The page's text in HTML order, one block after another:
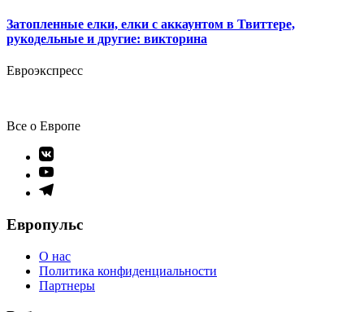
Затопленные елки, елки с аккаунтом в Твиттере,
рукодельные и другие: викторина
Евроэкспресс
Все о Европе
Элемент
меню
Элемент
меню
Элемент
Европульс
О нас
Политика конфиденциальности
Партнеры